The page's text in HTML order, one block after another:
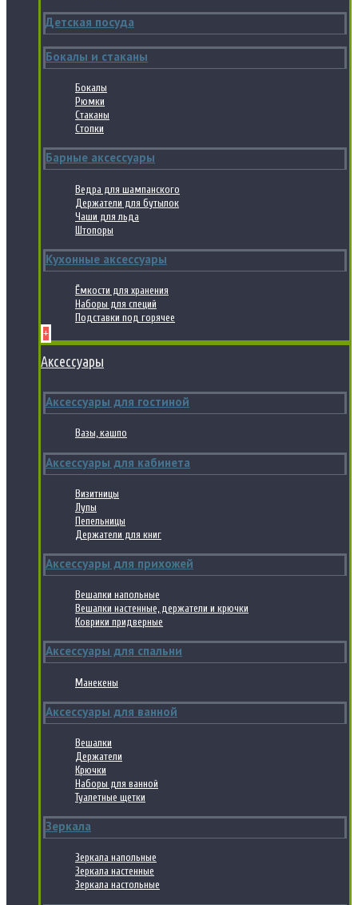
Детская посуда
Бокалы и стаканы
Бокалы
Рюмки
Стаканы
Стопки
Барные аксессуары
Ведра для шампанского
Держатели для бутылок
Чаши для льда
Штопоры
Кухонные аксессуары
Ёмкости для хранения
Наборы для специй
Подставки под горячее
+
Аксессуары
Аксессуары для гостиной
Вазы, кашпо
Аксессуары для кабинета
Визитницы
Лупы
Пепельницы
Держатели для книг
Аксессуары для прихожей
Вешалки напольные
Вешалки настенные, держатели и крючки
Коврики придверные
Аксессуары для спальни
Манекены
Аксессуары для ванной
Вешалки
Держатели
Крючки
Наборы для ванной
Туалетные щетки
Зеркала
Зеркала напольные
Зеркала настенные
Зеркала настольные